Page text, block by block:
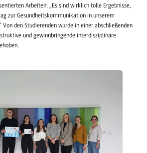
Arbeiten: „Es sind wirklich tolle Ergebnisse,
zur Gesundheitskommunikation in unserem
Von den Studierenden wurde in einer abschließenden
und gewinnbringende interdisziplinäre